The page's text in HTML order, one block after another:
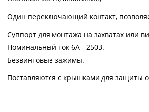
Один переключающий контакт,
Суппорт для монтажа на захватах или
Номинальный ток 6А - 250В.
Безвинтовые зажимы.
Поставляются с крышками для защиты